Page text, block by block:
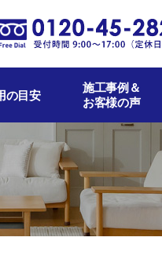
の目安
施工事例＆
お客様の声